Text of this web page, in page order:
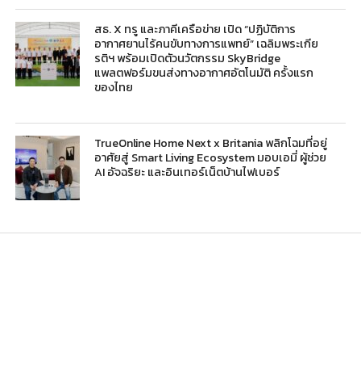
สธ. X ทรู และภาคีเครือข่าย เปิด “ปฏิบัติการ
อากาศยานไร้คนขับทางการแพทย์” เฉลิมพระเกีย
รติฯ พร้อมเปิดตัวนวัตกรรม SkyBridge
แพลตฟอร์มขนส่งทางอากาศอัตโนมัติ ครั้งแรก
ของไทย
TrueOnline Home Next x Britania พลิกโฉมที่อยู่
อาศัยสู่ Smart Living Ecosystem มอบเอมี่ ผู้ช่วย
AI อัจฉริยะ และอินเทอร์เน็ตบ้านไฟเบอร์